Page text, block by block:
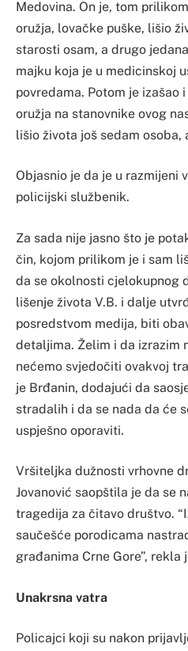
Medovina. On je, tom
oružja, lovačke puške, lišio
starosti osam, a drugo
majku koja je u medicinskoj
povredama. Potom je izašao
oružja na stanovnike ovog
lišio života još sedam osoba,
Objasnio je da je u razmijeni
policijski službenik.
Za sada nije jasno što je
čin, kojom prilikom je i sam
da se okolnosti cjelokupnog
lišenje života V.B. i dalje
posredstvom medija, biti
detaljima. Želim i da izrazim
nećemo svjedočiti ovakvoj
je Brđanin, dodajući da
stradalih i da se nada da će
uspješno oporaviti.
Vršiteljka dužnosti vrhovne
Jovanović saopštila je da se
tragedija za čitavo društvo.
saučešće porodicama
građanima Crne Gore”, rekla
Unakrsna vatra
Policajci koji su nakon